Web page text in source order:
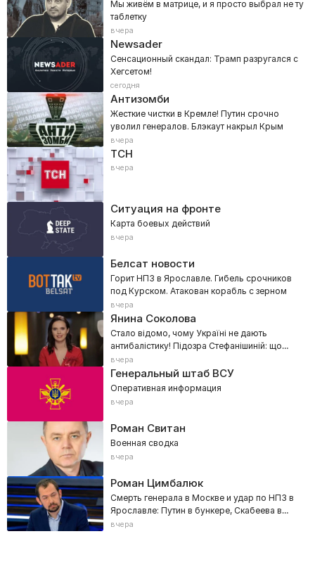
Мы живём в матрице, и я просто выбрал не ту
таблетку
вчера
Newsader
Сенсационный скандал: Трамп разругался с
Хегсетом!
сегодня
Антизомби
Жесткие чистки в Кремле! Путин срочно
уволил генералов. Блэкаут накрыл Крым
вчера
ТСН
вчера
Ситуация на фронте
Карта боевых действий
вчера
Белсат новости
Горит НПЗ в Ярославле. Гибель срочников
под Курском. Атакован корабль с зерном
вчера
Янина Соколова
Стало відомо, чому Україні не дають
антибалістику! Підозра Стефанішиній: що
сталося в суді?
вчера
Генеральный штаб ВСУ
Оперативная информация
вчера
Роман Свитан
Военная сводка
вчера
Роман Цимбалюк
Смерть генерала в Москве и удар по НПЗ в
Ярославле: Путин в бункере, Скабеева в
эфире!
вчера